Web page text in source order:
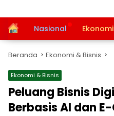
HomeNasional
Beranda Ekonomi & Bisnis
Ekonomi & Bisnis
Peluang Bisnis
Berbasis AI dan